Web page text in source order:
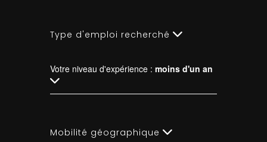
Type d'emploi recherché
Votre niveau d'expérience : moins d'un an
Mobilité géographique